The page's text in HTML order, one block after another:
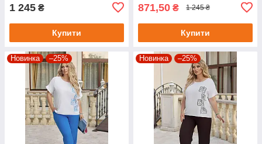
1 245 ₴
Купити
871,50 ₴ 1 245 ₴
Купити
Новинка –25% Новинка –25%